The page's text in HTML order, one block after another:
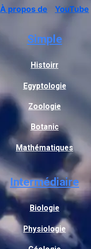
À propos de YouTube
Simple
Histoirr
Egyptologie
Zoologie
Botanic
Mathématiques
Intermédiaire
Biologie
Physiologie